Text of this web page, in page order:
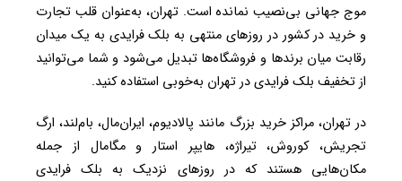
موج جهانی بی‌‌نصیب نمانده است. تهران، به‌عنوان قلب تجارت
و خرید در کشور در روزهای منتهی به بلک فرایدی به یک میدان
رقابت میان برندها و فروشگاه‌ها تبدیل می‌شود و شما می‌توانید
از تخفیف بلک فرایدی در تهران به‌خوبی استفاده کنید.
در تهران، مراکز خرید بزرگ مانند پالادیوم، ایران‌مال، بام‌لند، ارگ
تجریش، کوروش، تیراژه، هایپر استار و مگامال از جمله
مکان‌هایی هستند که در روزهای نزدیک به بلک فرایدی